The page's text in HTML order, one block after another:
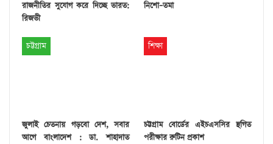
রাজনীতির সুযোগ করে দিচ্ছে ভারত:
রিজভী
নিশো–তমা
চট্টগ্রাম
জুলাই চেতনায় গড়বো দেশ, সবার
আগে বাংলাদেশ : ডা. শাহাদাত
শিক্ষা
চট্টগ্রাম বোর্ডের এইচএসসির স্থগিত
পরীক্ষার রুটিন প্রকাশ